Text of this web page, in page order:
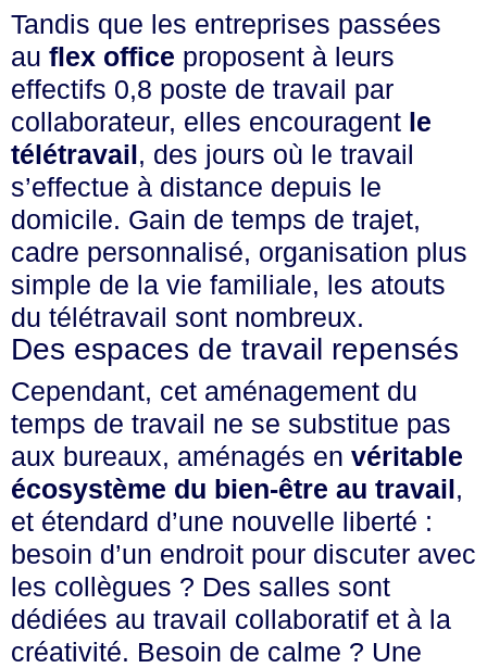
Tandis que les entreprises passées
au flex office proposent à leurs
effectifs 0,8 poste de travail par
collaborateur, elles encouragent le
télétravail, des jours où le travail
s’effectue à distance depuis le
domicile. Gain de temps de trajet,
cadre personnalisé, organisation plus
simple de la vie familiale, les atouts
du télétravail sont nombreux.
Des espaces de travail repensés
Cependant, cet aménagement du
temps de travail ne se substitue pas
aux bureaux, aménagés en véritable
écosystème du bien-être au travail,
et étendard d’une nouvelle liberté :
besoin d’un endroit pour discuter avec
les collègues ? Des salles sont
dédiées au travail collaboratif et à la
créativité. Besoin de calme ? Une